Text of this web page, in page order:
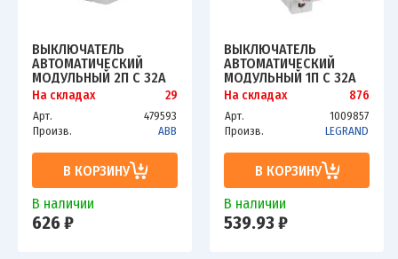
ВЫКЛЮЧАТЕЛЬ
АВТОМАТИЧЕСКИЙ
МОДУЛЬНЫЙ 2П C 32А
4.5КА BASIC M
BMS412C32 ABB
2CDS642041R0324
На складах 29
Арт.
479593
Произв.
ABB
В КОРЗИНУ
В наличии
626 ₽
ВЫКЛЮЧАТЕЛЬ
АВТОМАТИЧЕСКИЙ
МОДУЛЬНЫЙ 1П C 32А
6КА DX3-E 6000 1МОД.
230/400В LEG 407266
На складах 876
Арт.
1009857
Произв.
LEGRAND
В КОРЗИНУ
В наличии
539.93 ₽